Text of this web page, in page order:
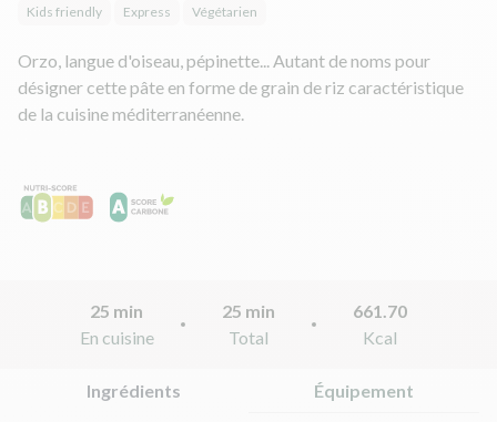
Kids friendly Express Végétarien
Orzo, langue d'oiseau, pépinette... Autant de noms pour
désigner cette pâte en forme de grain de riz caractéristique
de la cuisine méditerranéenne.
25 min
En cuisine
25 min
Total
661.70
Kcal
Ingrédients Équipement